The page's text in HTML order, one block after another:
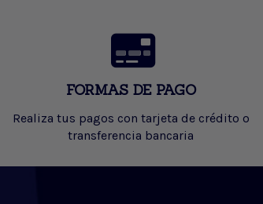
FORMAS DE PAGO
Realiza tus pagos con tarjeta de crédito o
transferencia bancaria